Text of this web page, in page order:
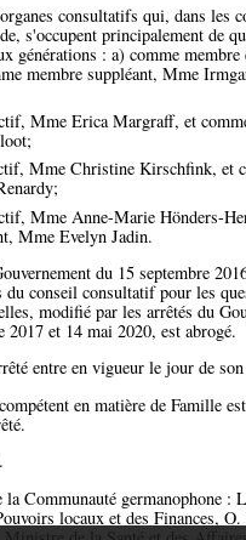
consultatifs qui, dans les
s'occupent principalement de
générations : a) comme
membre suppléant, Mme
Mme Erica Margraff, et
Mme Christine Kirschfink, et
Mme Anne-Marie Hönders-
Mme Evelyn Jadin.
du 15 septembre
du conseil consultatif pour les
modifié par les arrêtés du
2017 et 14 mai 2020, est abrogé.
entre en vigueur le jour de
en matière de Famille
la Communauté germanophone :
locaux et des Finances,